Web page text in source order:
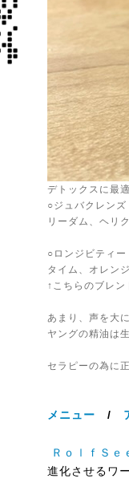
デトックスに最
○ジュバクレンズ
リーダム、ヘリ
○ロンジビティー
タイム、オレン
↑こちらのブレ
あまり、声を大
ヤングの精油は
セラピーの為に
メニュー /
ＲｏｌｆＳｅ
進化させるワ